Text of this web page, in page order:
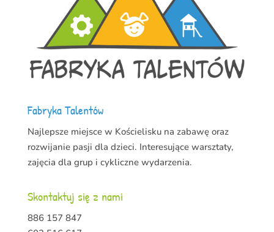
Fabryka Talentów
Najlepsze miejsce w Kościelisku na zabawę oraz
rozwijanie pasji dla dzieci. Interesujące warsztaty,
zajęcia dla grup i cykliczne wydarzenia.
Skontaktuj się z nami
886 157 847